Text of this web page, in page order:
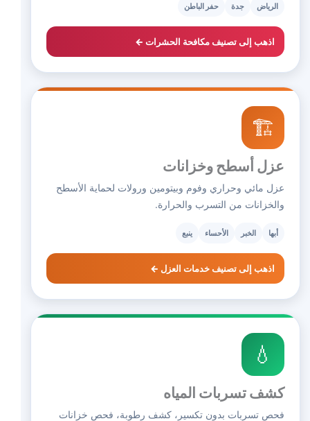
الرياض جدة حفر الباطن
اذهب إلى تصنيف مكافحة الحشرات ←
🏗️
عزل أسطح وخزانات
عزل مائي وحراري وفوم وبيتومين ورولات لحماية الأسطح
والخزانات من التسرب والحرارة.
أبها الخبر الأحساء ينبع
اذهب إلى تصنيف خدمات العزل ←
💧
كشف تسربات المياه
فحص تسربات بدون تكسير، كشف رطوبة، فحص خزانات